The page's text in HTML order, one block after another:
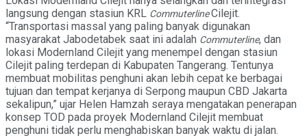
langsung dengan stasiun KRL CommuterlineCilejit.
“Transportasi massal yang paling banyak digunakan
masyarakat Jabodetabek saat ini adalah Commuterline, dan
lokasi Modernland Cilejit yang menempel dengan stasiun
Cilejit paling terdepan di Kabupaten Tangerang. Tentunya
membuat mobilitas penghuni akan lebih cepat ke berbagai
tujuan dan tempat kerjanya di Serpong maupun CBD Jakarta
sekalipun,” ujar Helen Hamzah seraya mengatakan penerapan
konsep TOD pada proyek Modernland Cilejit membuat
penghuni tidak perlu menghabiskan banyak waktu di jalan.